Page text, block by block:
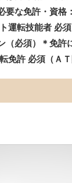
要な免許・資格
運転技能者 必
（必須）＊免許
免許 必須（ＡＴ